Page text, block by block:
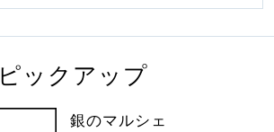
ピックアップ
銀のマルシェ